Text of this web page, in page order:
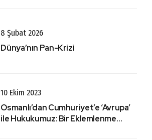
8 Şubat 2026
Dünya’nın Pan-Krizi
10 Ekim 2023
Osmanlı’dan Cumhuriyet’e ‘Avrupa’
ile Hukukumuz: Bir Eklemlenme